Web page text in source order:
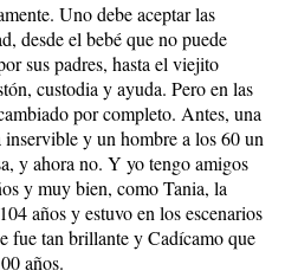
Uno debe aceptar las
desde el bebé que no puede
sus padres, hasta el viejito
custodia y ayuda. Pero en las
por completo. Antes, una
y un hombre a los 60 un
y ahora no. Y yo tengo amigos
y muy bien, como Tania, la
años y estuvo en los escenarios
fue tan brillante y Cadícamo que
años.